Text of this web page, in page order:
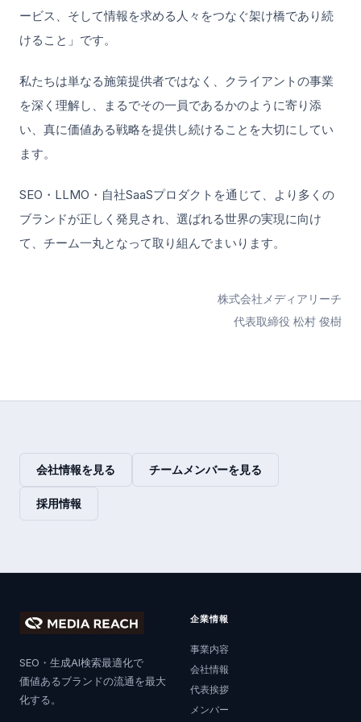
ービス、そして情報を求める人々をつなぐ架け橋であり続
けること」です。
私たちは単なる施策提供者ではなく、クライアントの事業
を深く理解し、まるでその一員であるかのように寄り添
い、真に価値ある戦略を提供し続けることを大切にしてい
ます。
SEO・LLMO・自社SaaSプロダクトを通じて、より多くの
ブランドが正しく発見され、選ばれる世界の実現に向け
て、チーム一丸となって取り組んでまいります。
株式会社メディアリーチ
代表取締役 松村 俊樹
会社情報を見る チームメンバーを見る
採用情報
SEO・生成AI検索最適化で
価値あるブランドの流通を最大
化する。
企業情報
事業内容
会社情報
代表挨拶
メンバー